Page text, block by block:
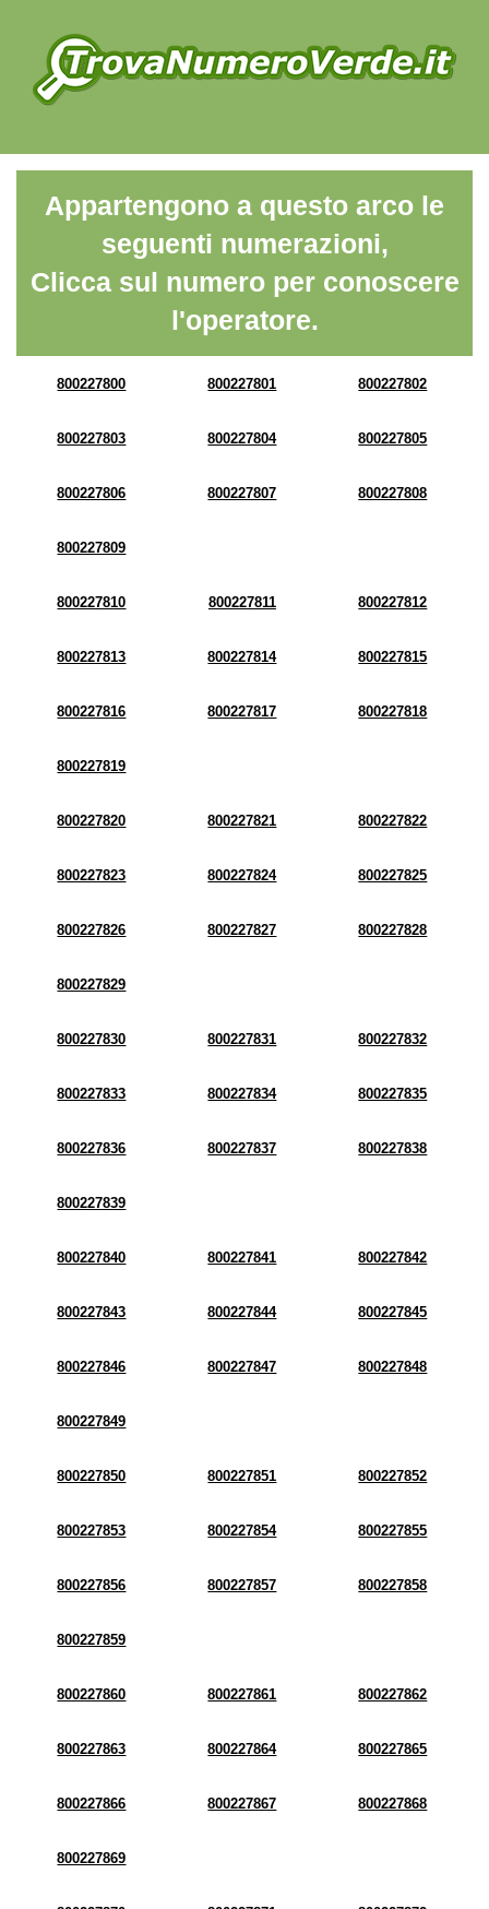
Appartengono a questo arco le
seguenti numerazioni,
Clicca sul numero per conoscere
l'operatore.
800227800 800227801 800227802
800227803 800227804 800227805
800227806 800227807 800227808
800227809
800227810 800227811 800227812
800227813 800227814 800227815
800227816 800227817 800227818
800227819
800227820 800227821 800227822
800227823 800227824 800227825
800227826 800227827 800227828
800227829
800227830 800227831 800227832
800227833 800227834 800227835
800227836 800227837 800227838
800227839
800227840 800227841 800227842
800227843 800227844 800227845
800227846 800227847 800227848
800227849
800227850 800227851 800227852
800227853 800227854 800227855
800227856 800227857 800227858
800227859
800227860 800227861 800227862
800227863 800227864 800227865
800227866 800227867 800227868
800227869